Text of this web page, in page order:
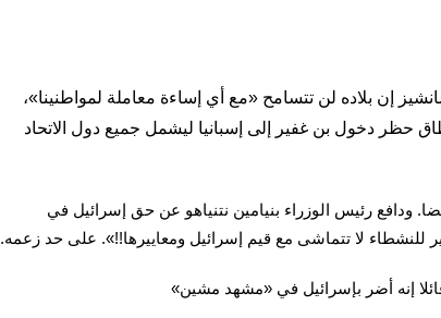
إن بلاده لن تتسامح «مع أي إساءة معاملة لمواطنينا»،
حظر دخول بن غفير إلى إسبانيا ليشمل جميع دول الاتحاد
ودافع رئيس الوزراء بنيامين نتنياهو عن حق إسرائيل في
للنشطاء لا تتماشى مع قيم إسرائيل ومعاييرها!!». على حد زعمه.
إنه أضر بإسرائيل في «مشهد مشين»